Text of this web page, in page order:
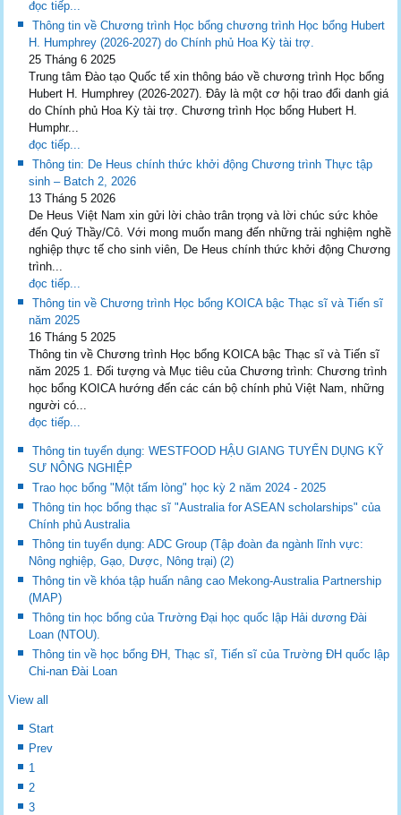
đọc tiếp...
Thông tin về Chương trình Học bổng chương trình Học bổng Hubert
H. Humphrey (2026-2027) do Chính phủ Hoa Kỳ tài trợ.
25 Tháng 6 2025
Trung tâm Đào tạo Quốc tế xin thông báo về chương trình Học bổng
Hubert H. Humphrey (2026-2027). Đây là một cơ hội trao đổi danh giá
do Chính phủ Hoa Kỳ tài trợ. Chương trình Học bổng Hubert H.
Humphr...
đọc tiếp...
Thông tin: De Heus chính thức khởi động Chương trình Thực tập
sinh – Batch 2, 2026
13 Tháng 5 2026
De Heus Việt Nam xin gửi lời chào trân trọng và lời chúc sức khỏe
đến Quý Thầy/Cô. Với mong muốn mang đến những trải nghiệm nghề
nghiệp thực tế cho sinh viên, De Heus chính thức khởi động Chương
trình...
đọc tiếp...
Thông tin về Chương trình Học bổng KOICA bậc Thạc sĩ và Tiến sĩ
năm 2025
16 Tháng 5 2025
Thông tin về Chương trình Học bổng KOICA bậc Thạc sĩ và Tiến sĩ
năm 2025 1. Đối tượng và Mục tiêu của Chương trình: Chương trình
học bổng KOICA hướng đến các cán bộ chính phủ Việt Nam, những
người có...
đọc tiếp...
Thông tin tuyển dụng: WESTFOOD HẬU GIANG TUYỂN DỤNG KỸ
SƯ NÔNG NGHIỆP
Trao học bổng "Một tấm lòng" học kỳ 2 năm 2024 - 2025
Thông tin học bổng thạc sĩ "Australia for ASEAN scholarships" của
Chính phủ Australia
Thông tin tuyển dụng: ADC Group (Tập đoàn đa ngành lĩnh vực:
Nông nghiệp, Gạo, Dược, Nông trại) (2)
Thông tin về khóa tập huấn nâng cao Mekong-Australia Partnership
(MAP)
Thông tin học bổng của Trường Đại học quốc lập Hải dương Đài
Loan (NTOU).
Thông tin về học bổng ĐH, Thạc sĩ, Tiến sĩ của Trường ĐH quốc lập
Chi-nan Đài Loan
View all
Start
Prev
1
2
3